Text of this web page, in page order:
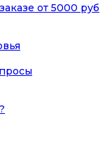
от 5000 руб